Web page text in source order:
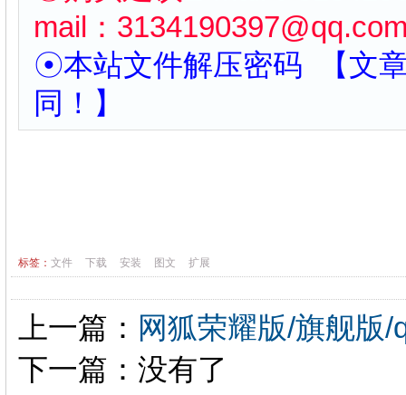
mail： 3134190397
☉本站文件解压密码 【文
同！】
标签： 文件 下载 安装 图文 扩展
上一篇： 网狐荣耀版/旗舰版
下一篇：没有了